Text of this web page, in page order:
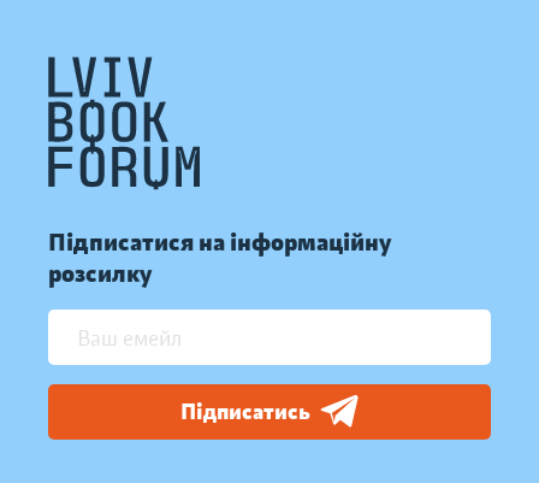
Підписатися на інформаційну
розсилку
Підписатись